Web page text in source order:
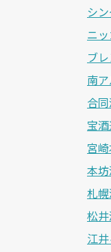
シ
ニ
ブ
南
合
宝
宮
本
札
松
江